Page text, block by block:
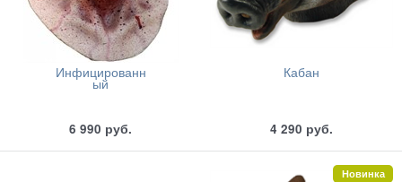
Инфицированн
ый
6 990 руб.
Кабан
4 290 руб.
Новинка